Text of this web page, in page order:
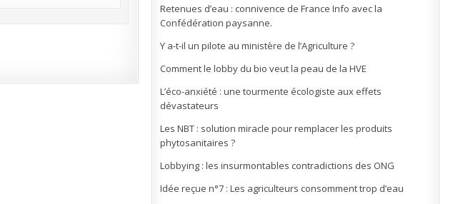
Retenues d’eau : connivence de France Info avec la
Confédération paysanne.
Y a-t-il un pilote au ministère de l’Agriculture ?
Comment le lobby du bio veut la peau de la HVE
L’éco-anxiété : une tourmente écologiste aux effets
dévastateurs
Les NBT : solution miracle pour remplacer les produits
phytosanitaires ?
Lobbying : les insurmontables contradictions des ONG
Idée reçue n°7 : Les agriculteurs consomment trop d’eau